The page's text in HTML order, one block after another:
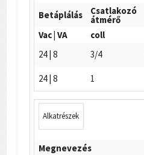
Betáplálás Csatlakozó
átmérő
Vac | VA
coll
24 | 8
3/4
24 | 8 1
Alkatrészek
Megnevezés